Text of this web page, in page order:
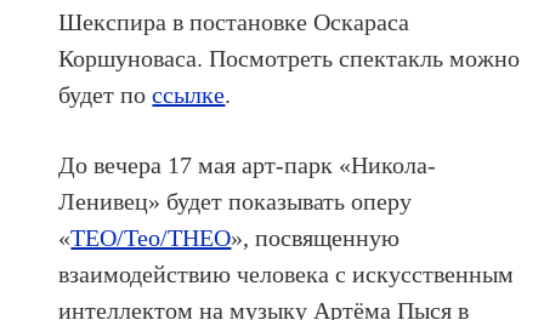
Шекспира в постановке Оскараса
Коршуноваса. Посмотреть спектакль можно
будет поссылке.
До вечера 17 мая арт-парк «Никола-
Ленивец» будет показывать оперу
«TEO/Teo/THEO», посвященную
взаимодействию человека с искусственным
интеллектом на музыку Артёма Пыся в